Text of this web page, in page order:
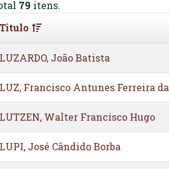
79 itens.
Titulo
LUZARDO, João Batista
LUZ, Francisco Antunes Ferreira da
LUTZEN, Walter Francisco Hugo
LUPI, José Cândido Borba